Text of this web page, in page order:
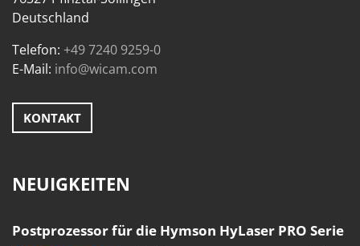
Deutschland
Telefon: +49 7240 9259-0
E-Mail: info@wicam.com
KONTAKT
NEUIGKEITEN
Postprozessor für die Hymson HyLaser PRO Serie